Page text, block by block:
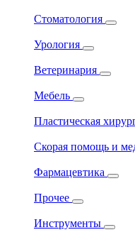
Стоматология
Урология
Ветеринария
Мебель
Пластическая
Скорая помощь и
Фармацевтика
Прочее
Инструменты